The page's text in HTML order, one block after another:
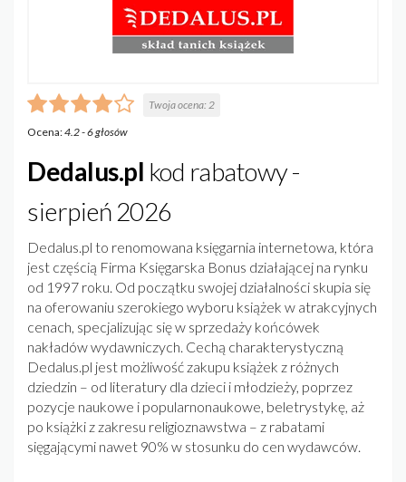
Twoja ocena:2
Ocena:4.2-6głosów
Dedalus.pl kod rabatowy -
sierpień 2026
Dedalus.pl to renomowana księgarnia internetowa, która
jest częścią Firma Księgarska Bonus działającej na rynku
od 1997 roku. Od początku swojej działalności skupia się
na oferowaniu szerokiego wyboru książek w atrakcyjnych
cenach, specjalizując się w sprzedaży końcówek
nakładów wydawniczych. Cechą charakterystyczną
Dedalus.pl jest możliwość zakupu książek z różnych
dziedzin – od literatury dla dzieci i młodzieży, poprzez
pozycje naukowe i popularnonaukowe, beletrystykę, aż
po książki z zakresu religioznawstwa – z rabatami
sięgającymi nawet 90% w stosunku do cen wydawców.